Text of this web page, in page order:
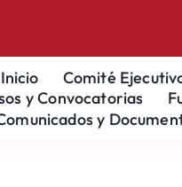
Inicio Comité
y Convocatorias
y